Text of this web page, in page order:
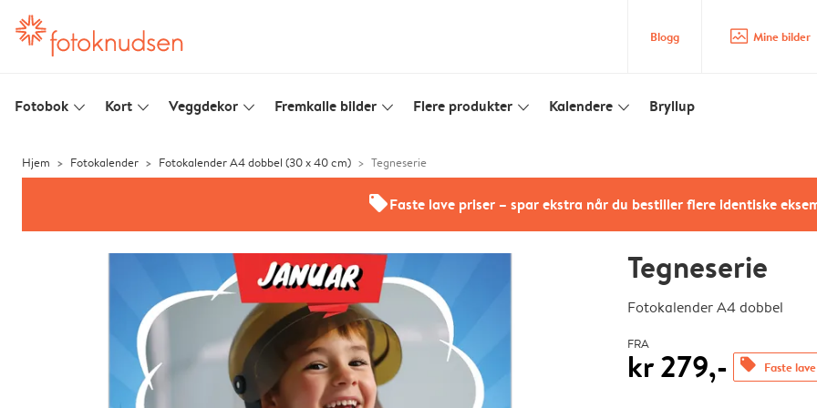
Blogg image_placeholder Mine bilder
Fotobok slim_arrow_down Kort slim_arrow_down Veggdekor slim_arrow_down Fremkalle bilder slim_arrow_down Flere produkter slim_arrow_down Kalendere slim_arrow_down Bryllup
Hjem Fotokalender Fotokalender A4 dobbel (30 x 40 cm) Tegneserie
offersFaste lave priser – spar ekstra når du bestiller flere identiske
Tegneserie
Fotokalender A4 dobbel
FRA
kr 279,- offers Faste